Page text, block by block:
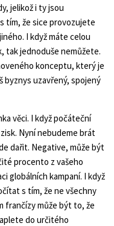
jelikož i ty jsou
tím, že sice provozujete
I když máte celou
tak jednoduše nemůžete.
konceptu, který je
byznys uzavřený, spojený
věci. I když počáteční
Nyní nebudeme brát
dařit. Negative, může být
procento z vašeho
globálních kampaní. I když
s tím, že ne všechny
frančízy může být to, že
do určitého